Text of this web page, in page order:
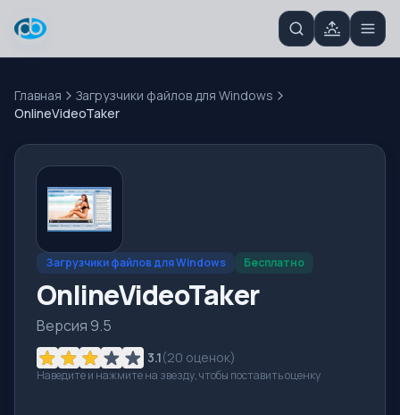
Главная
Загрузчики файлов для Windows
OnlineVideoTaker
Загрузчики файлов для Windows Бесплатно
OnlineVideoTaker
Версия 9.5
3.1(20 оценок)
Наведите и нажмите на звезду, чтобы поставить оценку